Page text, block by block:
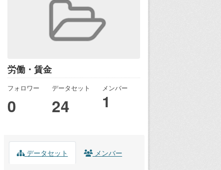
労働・賃金
フォロワー
0
データセット
24
メンバー
1
データセット メンバー